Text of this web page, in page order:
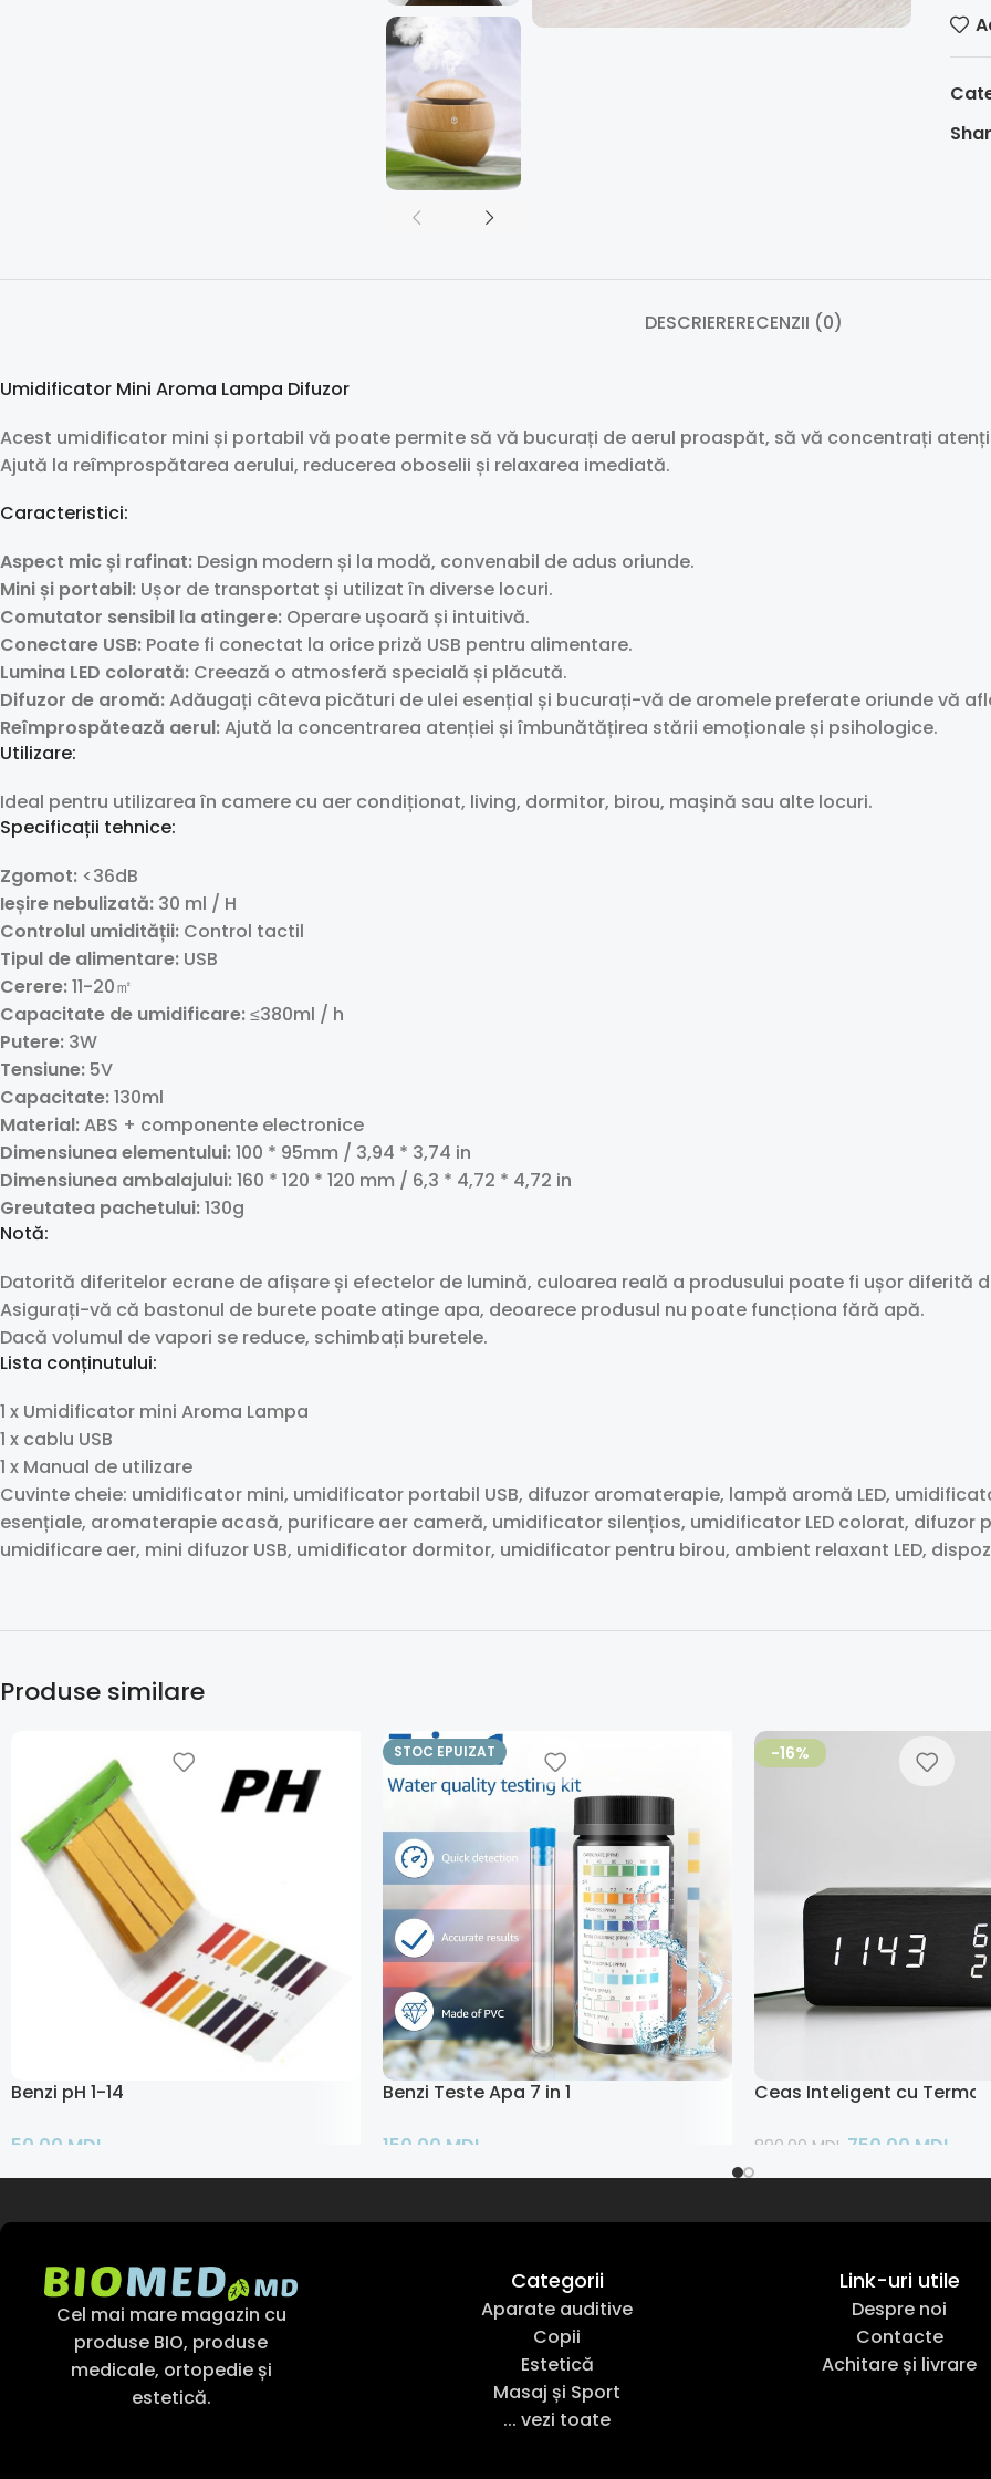
DESCRIERERECENZII (0)
Umidificator Mini Aroma Lampa Difuzor
Acest umidificator mini și portabil vă poate permite să vă bucurați de aerul proaspăt, să vă concentrați
Ajută la reîmprospătarea aerului, reducerea oboselii și relaxarea imediată.
Caracteristici:
Aspect mic și rafinat: Design modern și la modă, convenabil de adus oriunde.
Mini și portabil: Ușor de transportat și utilizat în diverse locuri.
Comutator sensibil la atingere: Operare ușoară și intuitivă.
Conectare USB: Poate fi conectat la orice priză USB pentru alimentare.
Lumina LED colorată: Creează o atmosferă specială și plăcută.
Difuzor de aromă:Adăugați câteva picături de ulei esențial și bucurați-vă de aromele preferate oriunde vă
Reîmprospătează aerul:Ajută la concentrarea atenției și îmbunătățirea stării emoționale și psihologice.
Utilizare:
Ideal pentru utilizarea în camere cu aer condiționat, living, dormitor, birou, mașină sau alte locuri.
Specificații tehnice:
Zgomot: <36dB
Ieșire nebulizată: 30 ml / H
Controlul umidității: Control tactil
Tipul de alimentare: USB
Cerere:11-20㎡
Capacitate de umidificare:≤380ml / h
Putere: 3W
Tensiune: 5V
Capacitate:130ml
Material:ABS + componente electronice
Dimensiunea elementului:100 * 95mm / 3,94 * 3,74 in
Dimensiunea ambalajului:160 * 120 * 120 mm / 6,3 * 4,72 * 4,72 in
Greutatea pachetului:130g
Notă:
Datorită diferitelor ecrane de afișare și efectelor de lumină, culoarea reală a produsului poate fi ușor diferită
Asigurați-vă că bastonul de burete poate atinge apa, deoarece produsul nu poate funcționa fără apă.
Dacă volumul de vapori se reduce, schimbați buretele.
Lista conținutului:
1 x Umidificator mini Aroma Lampa
1 x cablu USB
1 x Manual de utilizare
Cuvinte cheie: umidificator mini, umidificator portabil USB, difuzor aromaterapie, lampă aromă LED,
esențiale, aromaterapie acasă, purificare aer cameră, umidificator silențios, umidificator LED colorat,
umidificare aer, mini difuzor USB, umidificator dormitor, umidificator pentru birou, ambient relaxant LED,
Produse similare
Benzi pH 1-14
50,00 MDL
Adaugă În Coș
STOC EPUIZAT
Benzi Teste Apa 7 in 1
150,00 MDL
Citește Mai Mult
-16%
Ceas Inteligent cu
890,00 MDL 750,00 MDL
Adaugă În Coș
Cel mai mare magazin cu
produse BIO, produse
medicale, ortopedie și
estetică.
Categorii
Aparate auditive
Copii
Estetică
Masaj și Sport
... vezi toate
Link-uri utile
Despre noi
Contacte
Achitare și livrare